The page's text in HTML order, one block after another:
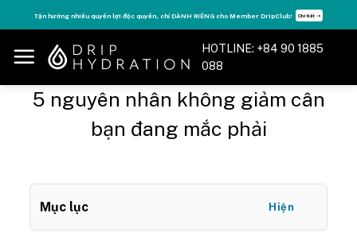
to
content
Tận hưởng nhiều quyền lợi độc quyền, chỉ DÀNH RIÊNG cho Member DripClub! Chi tiết ➝
HOTLINE: +84 90 1885
088
5 nguyên nhân không giảm cân
bạn đang mắc phải
Mục lục Hiện